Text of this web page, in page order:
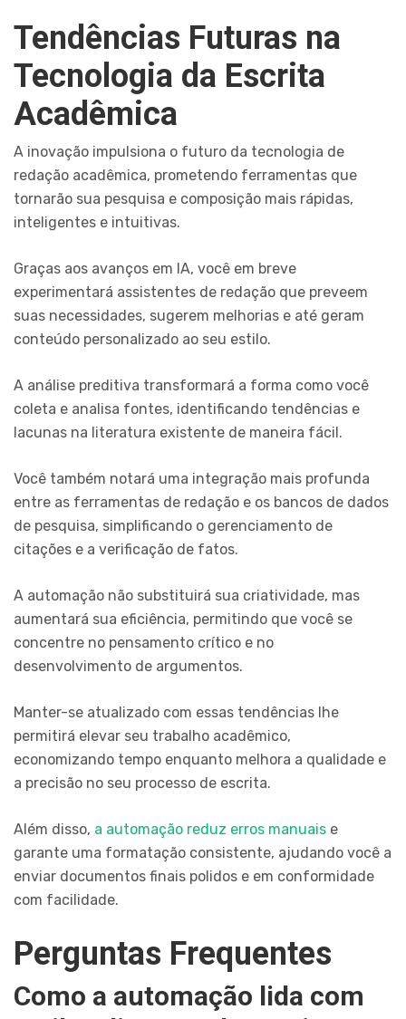
Tendências Futuras na
Tecnologia da Escrita
Acadêmica
A inovação impulsiona o futuro da tecnologia de
redação acadêmica, prometendo ferramentas que
tornarão sua pesquisa e composição mais rápidas,
inteligentes e intuitivas.
Graças aos avanços em IA, você em breve
experimentará assistentes de redação que preveem
suas necessidades, sugerem melhorias e até geram
conteúdo personalizado ao seu estilo.
A análise preditiva transformará a forma como você
coleta e analisa fontes, identificando tendências e
lacunas na literatura existente de maneira fácil.
Você também notará uma integração mais profunda
entre as ferramentas de redação e os bancos de dados
de pesquisa, simplificando o gerenciamento de
citações e a verificação de fatos.
A automação não substituirá sua criatividade, mas
aumentará sua eficiência, permitindo que você se
concentre no pensamento crítico e no
desenvolvimento de argumentos.
Manter-se atualizado com essas tendências lhe
permitirá elevar seu trabalho acadêmico,
economizando tempo enquanto melhora a qualidade e
a precisão no seu processo de escrita.
Além disso, a automação reduz erros manuais e
garante uma formatação consistente, ajudando você a
enviar documentos finais polidos e em conformidade
com facilidade.
Perguntas Frequentes
Como a automação lida com